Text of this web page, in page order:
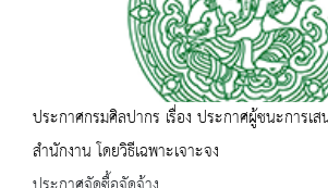
ประกาศกรมศิลปากร เรื่อง ประกาศผู้ชนะการเ
สำนักงาน โดยวิธีเฉพาะเจาะจง